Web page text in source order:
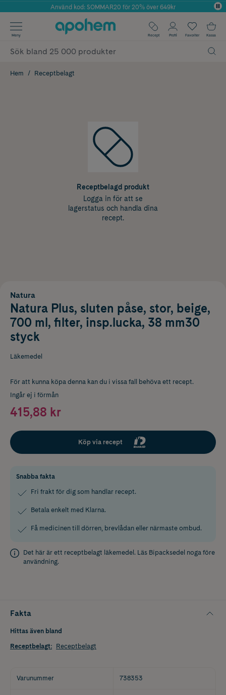
Årets Butik 2025 inom Skönhet
Använd kod: SOMMAR20 för 20% över 649kr
✓ Fri frakt
✓ Poäng på alla köp*
Meny Recept Profil Favoriter Kassa
Hem Receptbelagt
Receptbelagd produkt
Logga in för att se
lagerstatus och handla dina
recept.
Natura
Natura Plus, sluten påse, stor, beige,
700 ml, filter, insp.lucka, 38 mm30
styck
Läkemedel
För att kunna köpa denna kan du i vissa fall behöva ett recept.
Ingår ej i förmån
415,88 kr
Köp via recept
Snabba fakta
Fri frakt för dig som handlar recept.
Betala enkelt med Klarna.
Få medicinen till dörren, brevlådan eller närmaste ombud.
Det här är ett receptbelagt läkemedel. Läs Bipacksedel noga före
användning.
Fakta
Hittas även bland
Receptbelagt: Receptbelagt
Varunummer 738353